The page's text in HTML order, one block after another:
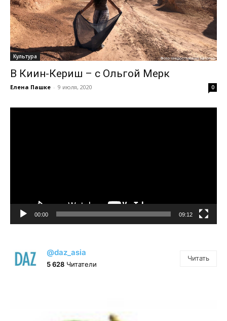
Культура
В Киин-Кериш – с Ольгой Мерк
Елена Пашке - 9 июля, 2020 0
00:00 09:12
@daz_asia
5 628 Читатели
Читать